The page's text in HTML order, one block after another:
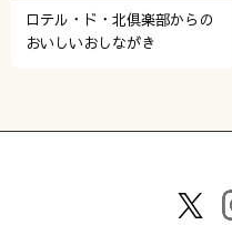
ロテル・ド・北倶楽部からの
おいしいおしながき